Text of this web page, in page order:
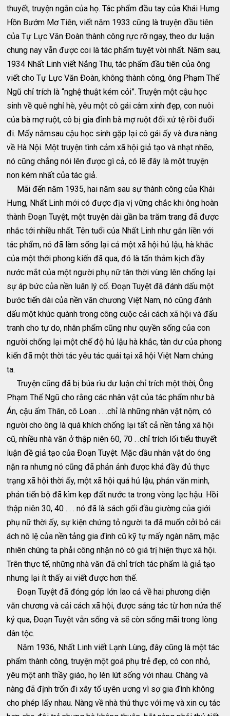
thuyết, truyện ngắn của họ. Tác phẩm đầu tay của Khái Hưng
Hồn Bướm Mơ Tiên, viết năm 1933 cũng là truyện đầu tiên
của Tự Lực Văn Ðoàn thành công rực rỡ ngay, theo dư luận
chung nay vẫn được coi là tác phẩm tuyệt vời nhất. Năm sau,
1934 Nhất Linh viết Nắng Thu, tác phẩm đầu tiên của ông
viết cho Tự Lực Văn Ðoàn, không thành công, ông Phạm Thế
Ngũ chỉ trích là “nghệ thuật kém cỏi”. Truyện một cậu học
sinh về quê nghỉ hè, yêu một cô gái câm xinh đẹp, con nuôi
của bà mợ ruột, cô bị gia đình bà mợ ruột đối xử tệ rồi đuổi
đi. Mấy nămsau cậu học sinh gặp lại cô gái ấy và đưa nàng
về Hà Nội. Một truyện tình cảm xã hội giả tạo và nhạt nhẽo,
nó cũng chẳng nói lên được gì cả, có lẽ đây là một truyện
non kém nhất của tác giả.
Mãi đến năm 1935, hai năm sau sự thành công của Khái
Hưng, Nhất Linh mới có được địa vị vững chắc khi ông hoàn
thành Ðoạn Tuyệt, một truyện dài gần ba trăm trang đã được
nhắc tới nhiều nhất. Tên tuổi của Nhất Linh như gắn liền với
tác phẩm, nó đã làm sống lại cả một xã hội hủ lậu, hà khắc
của một thới phong kiến đã qua, đó là tấn thảm kịch đầy
nước mắt của một người phụ nữ tân thời vùng lên chống lại
sự áp bức của nền luân lý cổ. Ðoạn Tuyệt đã đánh dấu một
bước tiến dài của nền văn chương Việt Nam, nó cũng đánh
dấu một khúc quành trong công cuộc cải cách xã hội và đấu
tranh cho tự do, nhân phẩm cũng như quyền sống của con
người chống lại một chế độ hủ lậu hà khắc, tàn dư của phong
kiến đã một thời tác yêu tác quái tại xã hội Việt Nam chúng
ta.
Truyện cũng đã bị búa rìu dư luận chỉ trích một thời, Ông
Phạm Thế Ngũ cho rằng các nhân vật của tác phẩm như bà
Án, cậu ấm Thân, cô Loan . . .chỉ là những nhân vật nộm, có
người cho ông là quá khích chống lại tất cả nền tảng xã hội
cũ, nhiều nhà văn ở thập niên 60, 70 . .chỉ trích lối tiểu thuyết
luận đề giả tạo của Ðoạn Tuyệt. Mặc dầu nhân vật do ông
nặn ra nhưng nó cũng đã phản ảnh được khá đầy đủ thực
trạng xã hội thời ấy, một xã hội quá hủ lậu, phản văn minh,
phản tiến bộ đã kìm kẹp đất nước ta trong vòng lạc hậu. Hồi
thập niên 30, 40 . . . nó đã là sách gối đầu giường của giới
phụ nữ thời ấy, sự kiện chứng tỏ người ta đã muốn cởi bỏ cái
ách nô lệ của nền tảng gia đình cũ kỹ tự mấy ngàn năm, mặc
nhiên chúng ta phải công nhận nó có giá trị hiện thực xã hội.
Trên thực tế, những nhà văn đã chỉ trích tác phẩm là giả tạo
nhưng lại ít thấy ai viết được hơn thế.
Ðoạn Tuyệt đã đóng góp lớn lao cả về hai phương diện
văn chương và cải cách xã hội, được sáng tác từ hơn nửa thế
kỷ qua, Ðoạn Tuyệt vẫn sống và sẽ còn sống mãi trong lòng
dân tộc.
Năm 1936, Nhất Linh viết Lạnh Lùng, đây cũng là một tác
phẩm thành công, truyện một goá phụ trẻ đẹp, có con nhỏ,
yêu một anh thầy giáo, họ lén lút sống với nhau. Chàng và
nàng đã định trốn đi xây tổ uyên ương vì sợ gia đình không
cho phép lấy nhau. Nàng về nhà thú thực với mẹ và xin cụ tác